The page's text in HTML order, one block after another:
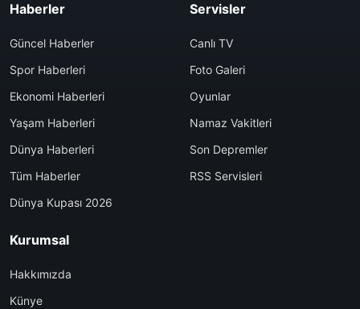
Haberler
Güncel Haberler
Spor Haberleri
Ekonomi Haberleri
Yaşam Haberleri
Dünya Haberleri
Tüm Haberler
Dünya Kupası 2026
Servisler
Canlı TV
Foto Galeri
Oyunlar
Namaz Vakitleri
Son Depremler
RSS Servisleri
Kurumsal
Hakkımızda
Künye